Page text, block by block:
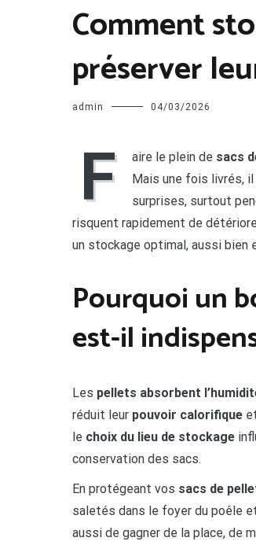
Comment
préserver
admin 04/03/2026
F aire le plein de sacs
Mais une fois livrés,
surprises, surtout
risquent rapidement de
un stockage optimal, aussi bien
Pourquoi un
est-il
Les pellets absorbent
réduit leur pouvoir calorifique
le choix du lieu de stockage
conservation des sacs.
En protégeant vos sacs de
saletés dans le foyer du poêle
aussi de gagner de la place, de